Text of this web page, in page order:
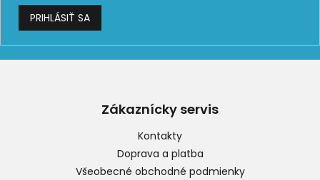
PRIHLÁSIŤ SA
Zákaznícky servis
Kontakty
Doprava a platba
Všeobecné obchodné podmienky